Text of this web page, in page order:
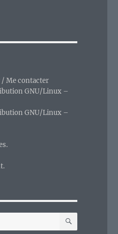
/ Me contacter
GNU/Linux –
GNU/Linux –